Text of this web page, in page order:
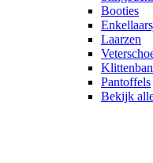
Booties
Laarzen
Pantoffels
Bekijk